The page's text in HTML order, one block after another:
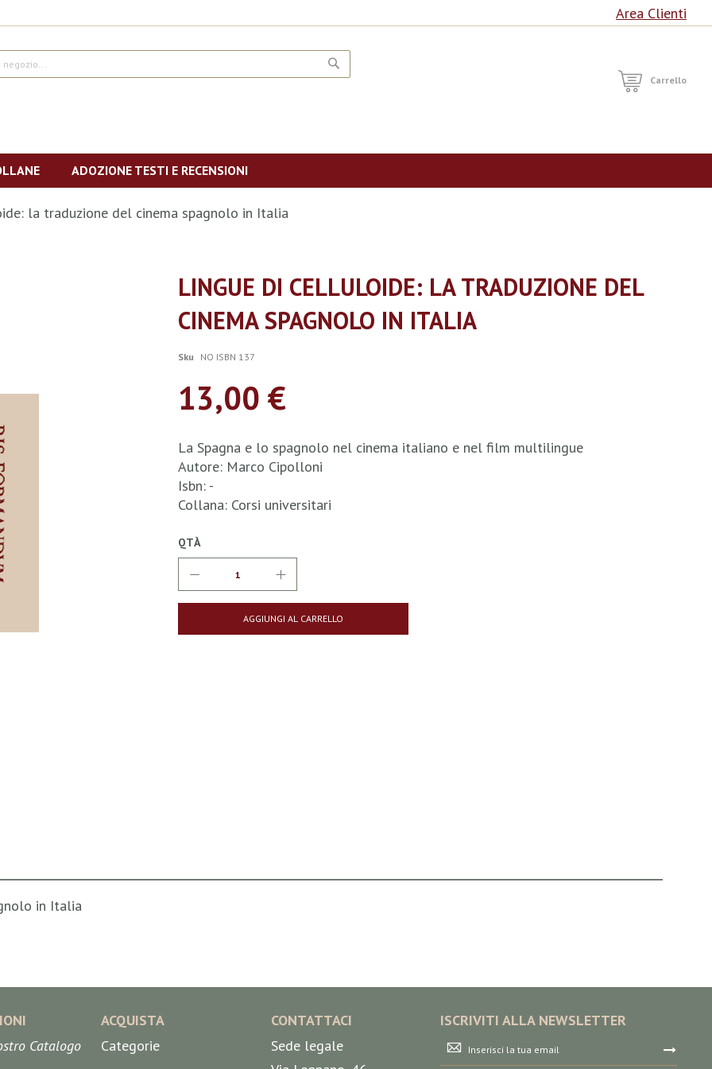
Area Clienti
Carrello
ADOZIONE TESTI E RECENSIONI
la traduzione del cinema spagnolo in Italia
LINGUE DI CELLULOIDE: LA TRADUZIONE DEL
CINEMA SPAGNOLO IN ITALIA
Sku NO ISBN 137
13,00 €
La Spagna e lo spagnolo nel cinema italiano e nel film multilingue
Autore: Marco Cipolloni
Isbn: -
Collana: Corsi universitari
QTÀ
AGGIUNGI AL CARRELLO
in Italia
Catalogo
ACQUISTA
Categorie
CONTATTACI
Sede legale
ISCRIVITI ALLA NEWSLETTER
Iscriviti
alla